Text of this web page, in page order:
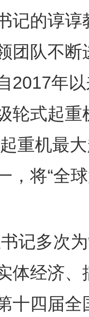
的谆谆
团队不
2017年
轮式起
重机最
，将“全
多次为
体经济
十四届